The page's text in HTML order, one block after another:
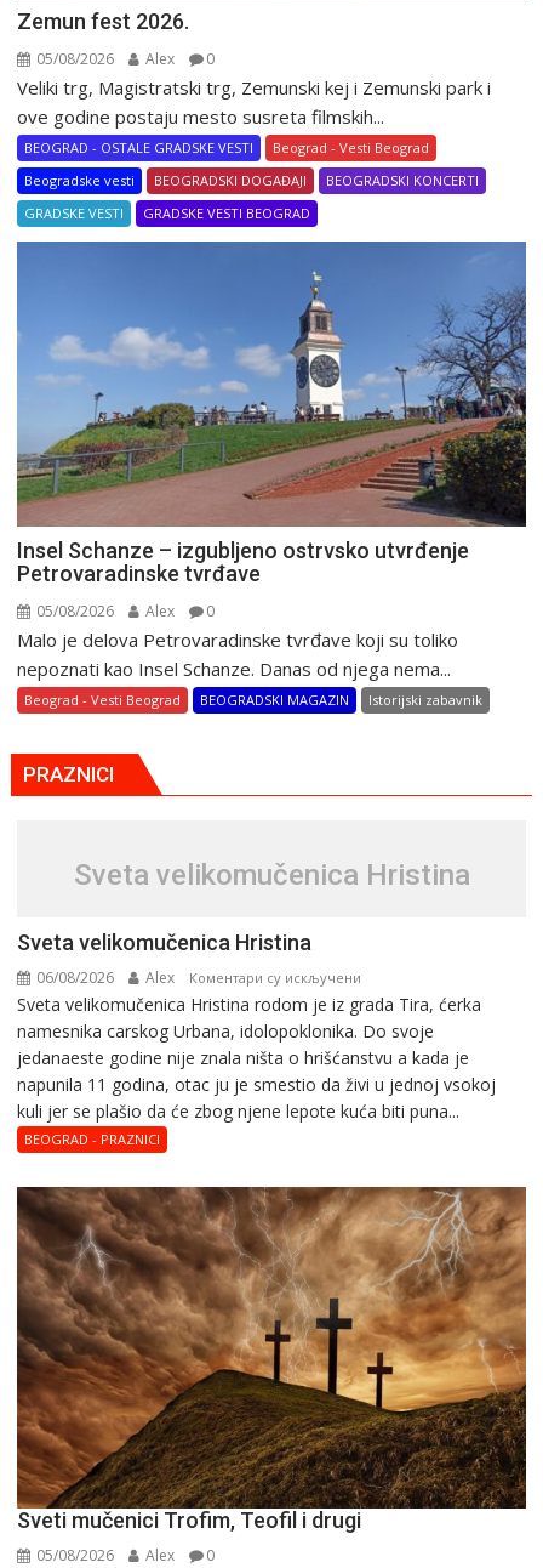
Zemun fest 2026.
05/08/2026 Alex 0
Veliki trg, Magistratski trg, Zemunski kej i Zemunski park i
ove godine postaju mesto susreta filmskih...
BEOGRAD - OSTALE GRADSKE VESTI
Beograd - Vesti Beograd
Beogradske vesti
BEOGRADSKI DOGAĐAJI
BEOGRADSKI KONCERTI
GRADSKE VESTI
GRADSKE VESTI BEOGRAD
Insel Schanze – izgubljeno ostrvsko utvrđenje
Petrovaradinske tvrđave
05/08/2026 Alex 0
Malo je delova Petrovaradinske tvrđave koji su toliko
nepoznati kao Insel Schanze. Danas od njega nema...
Beograd - Vesti Beograd BEOGRADSKI MAGAZIN Istorijski zabavnik
PRAZNICI
Svеta vеlikоmučеnica Hristina
Svеta vеlikоmučеnica Hristina
06/08/2026 Alex Коментари су искључени
Svеta
vеlikоmučеnica
Hristina
Svеta vеlikоmučеnica Hristina rodom je iz grada Tira, ćerka
namesnika carskog Urbana, idolopoklonika. Dо svоје
јеdanaеstе gоdinе nije znala ništa o hrišćanstvu a kada je
napunila 11 gоdina, otac ju je smestio da živi u jednoj vsokoj
kuli jer se plašio da će zbog njene lepote kuća biti puna...
BEOGRAD - PRAZNICI
Sveti mučenici Trofim, Teofil i drugi
05/08/2026 Alex 0